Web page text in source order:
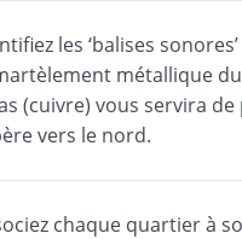
les ‘balises
métallique du
(cuivre) vous servira
vers le nord.
chaque quartier à